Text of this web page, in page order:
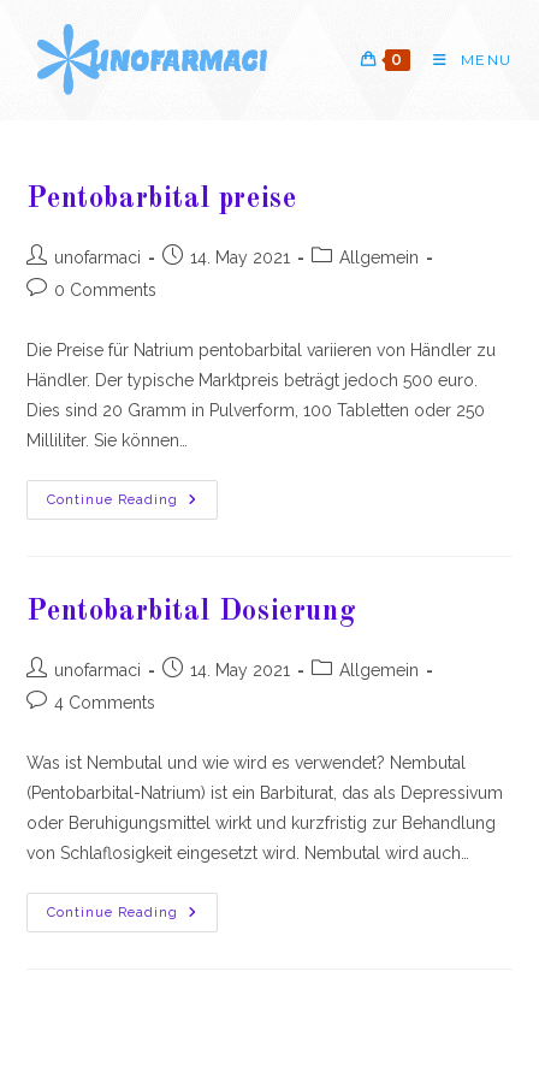
content
0 MENU
Pentobarbital preise
Post
author:
unofarmaci
Post14. May 2021
PostAllgemein
Post0 Comments
Die Preise für Natrium pentobarbital variieren von Händler zu
Händler. Der typische Marktpreis beträgt jedoch 500 euro.
Dies sind 20 Gramm in Pulverform, 100 Tabletten oder 250
Milliliter. Sie können…
Continue Reading
Pentobarbital
Preise
Pentobarbital Dosierung
Post
author:
unofarmaci
Post14. May 2021
PostAllgemein
Post4 Comments
Was ist Nembutal und wie wird es verwendet? Nembutal
(Pentobarbital-Natrium) ist ein Barbiturat, das als Depressivum
oder Beruhigungsmittel wirkt und kurzfristig zur Behandlung
von Schlaflosigkeit eingesetzt wird. Nembutal wird auch…
Continue Reading
Pentobarbital
Dosierung